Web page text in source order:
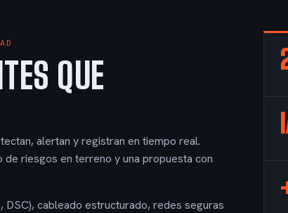
QUE
alertan y registran en tiempo real.
riesgos en terreno y una propuesta con
DSC), cableado estructurado, redes seguras